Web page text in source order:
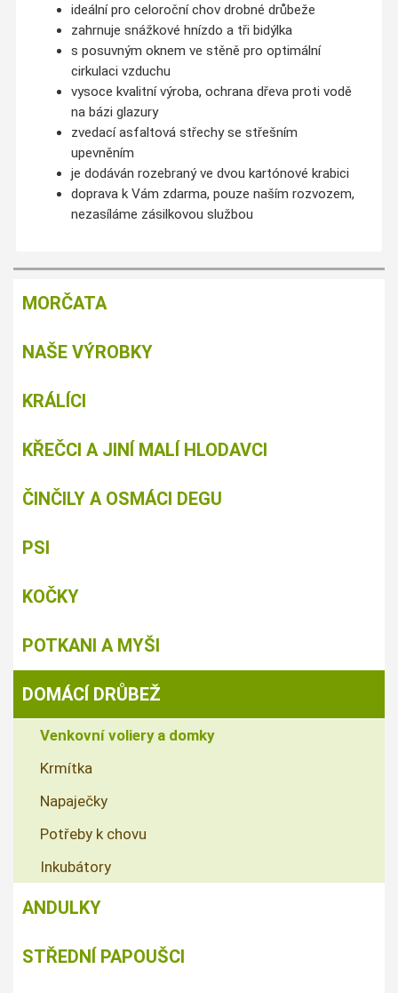
ideální pro celoroční chov drobné drůbeže
zahrnuje snážkové hnízdo a tři bidýlka
s posuvným oknem ve stěně pro optimální
cirkulaci vzduchu
vysoce kvalitní výroba, ochrana dřeva proti vodě
na bázi glazury
zvedací asfaltová střechy se střešním
upevněním
je dodáván rozebraný ve dvou kartónové krabici
doprava k Vám zdarma, pouze naším rozvozem,
nezasíláme zásilkovou službou
MORČATA
NAŠE VÝROBKY
KRÁLÍCI
KŘEČCI A JINÍ MALÍ HLODAVCI
ČINČILY A OSMÁCI DEGU
PSI
KOČKY
POTKANI A MYŠI
DOMÁCÍ DRŮBEŽ
Venkovní voliery a domky
Krmítka
Napaječky
Potřeby k chovu
Inkubátory
ANDULKY
STŘEDNÍ PAPOUŠCI